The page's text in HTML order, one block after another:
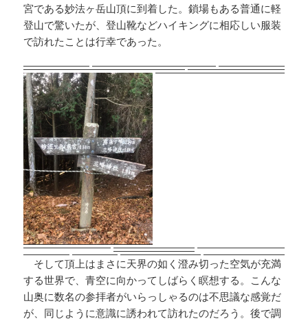
宮である妙法ヶ岳山頂に到着した。鎖場もある普通に軽
登山で驚いたが、登山靴などハイキングに相応しい服装
で訪れたことは行幸であった。
そして頂上はまさに天界の如く澄み切った空気が充満
する世界で、青空に向かってしばらく瞑想する。こんな
山奥に数名の参拝者がいらっしゃるのは不思議な感覚だ
が、同じように意識に誘われて訪れたのだろう。後で調